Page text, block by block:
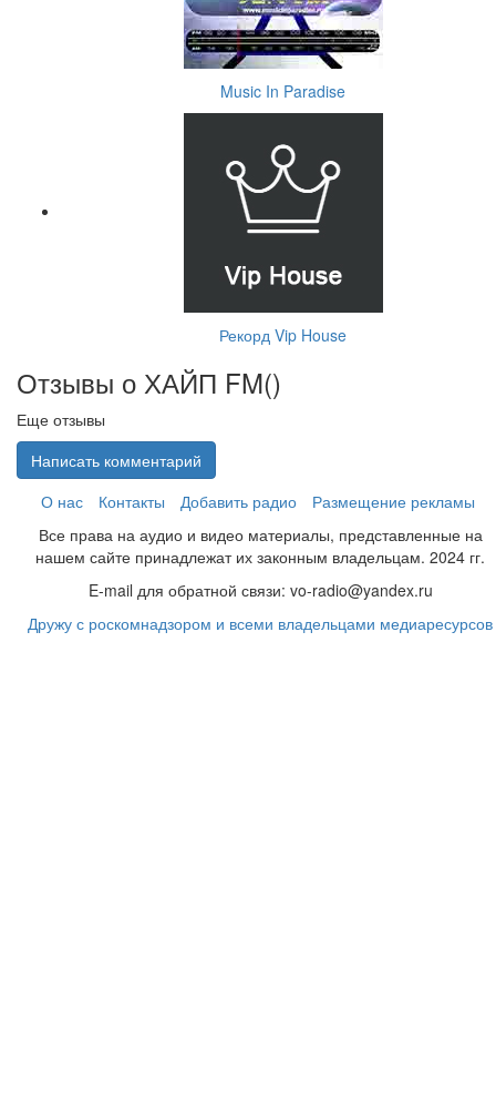
Music In Paradise
Рекорд Vip House
Отзывы о ХАЙП FM()
Еще отзывы
Написать комментарий
О нас
Контакты Добавить радио
Размещение рекламы
Все права на аудио и видео материалы, представленные на
нашем сайте принадлежат их законным владельцам. 2024 гг.
E-mail для обратной связи: vo-radio@yandex.ru
Дружу с роскомнадзором и всеми владельцами медиаресурсов